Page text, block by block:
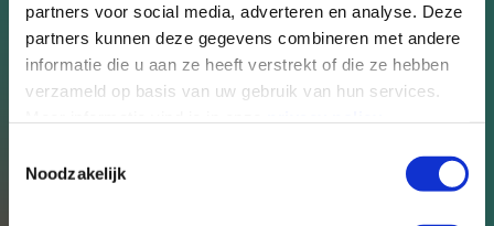
partners voor social media, adverteren en analyse. Deze
partners kunnen deze gegevens combineren met andere
informatie die u aan ze heeft verstrekt of die ze hebben
verzameld op basis van uw gebruik van hun services.
Noodzakelijk
hele wereld. Het zijn allemaal grote talenten
die met hulp van de 3Package Deal zich het
komende jaar kunnen focussen op de
belangrijke, volgende stap in hun carrière.
De kunstenaars zijn onder andere afkomstig
Zuid-Afrika en Aruba.